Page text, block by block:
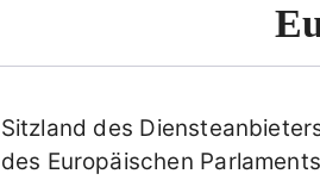
Sitzland des
des Europäischen